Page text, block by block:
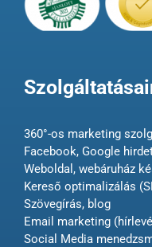
360°-os marketing
Facebook, Google
Weboldal, webáruház
Kereső optimalizálás
Szövegírás, blog
Email marketing
Social Media